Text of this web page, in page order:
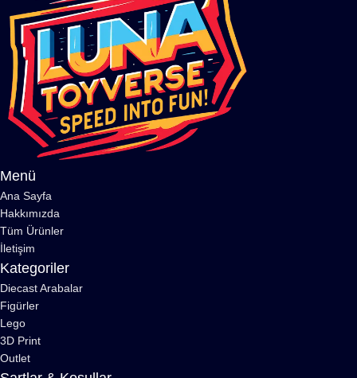
Menü
Ana Sayfa
Hakkımızda
Tüm Ürünler
İletişim
Kategoriler
Diecast Arabalar
Figürler
Lego
3D Print
Outlet